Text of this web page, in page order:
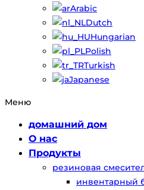
Arabic
Dutch
Hungarian
Polish
Turkish
Japanese
Меню
домашний дом
О нас
Продукты
резиновая
инвентарный